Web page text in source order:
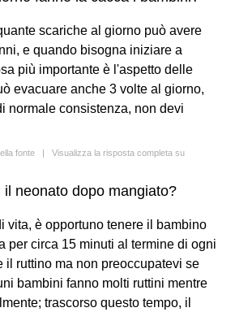
scariche al giorno può avere
e quando bisogna iniziare a
più importante è l'aspetto delle
evacuare anche 3 volte al giorno,
normale consistenza, non devi
fonte | Visualizza la risposta completa su
neonato dopo mangiato?
vita, è opportuno tenere il bambino
per circa 15 minuti al termine di ogni
il ruttino ma non preoccupatevi se
bambini fanno molti ruttini mentre
trascorso questo tempo, il